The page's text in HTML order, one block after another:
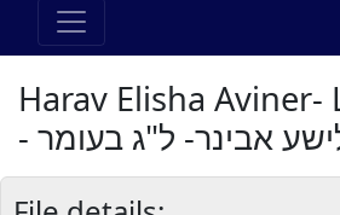
Harav Elisha Aviner-
אבינר- ל"ג בעומר